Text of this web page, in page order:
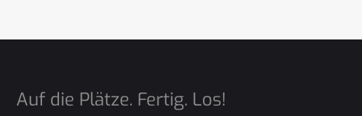
Auf die Plätze. Fertig. Los!